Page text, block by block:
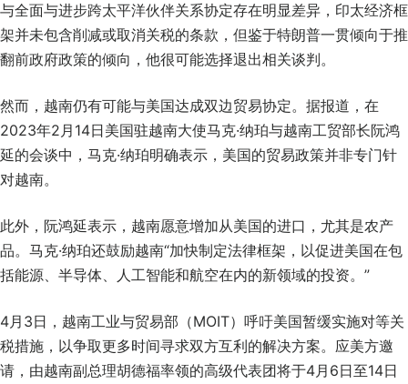
与全面与进步跨太平洋伙伴关系协定存在明显差异，印太经济框
架并未包含削减或取消关税的条款，但鉴于特朗普一贯倾向于推
翻前政府政策的倾向，他很可能选择退出相关谈判。
然而，越南仍有可能与美国达成双边贸易协定。据报道，在
2023年2月14日美国驻越南大使马克·纳珀与越南工贸部长阮鸿
延的会谈中，马克·纳珀明确表示，美国的贸易政策并非专门针
对越南。
此外，阮鸿延表示，越南愿意增加从美国的进口，尤其是农产
品。马克·纳珀还鼓励越南“加快制定法律框架，以促进美国在包
括能源、半导体、人工智能和航空在内的新领域的投资。”
4月3日，越南工业与贸易部（MOIT）呼吁美国暂缓实施对等关
税措施，以争取更多时间寻求双方互利的解决方案。应美方邀
请，由越南副总理胡德福率领的高级代表团将于4月6日至14日